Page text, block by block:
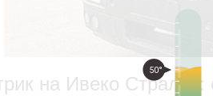
50°
на Ивеко